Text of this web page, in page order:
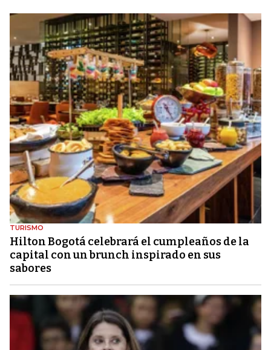
TURISMO
Hilton Bogotá celebrará el cumpleaños de la
capital con un brunch inspirado en sus
sabores